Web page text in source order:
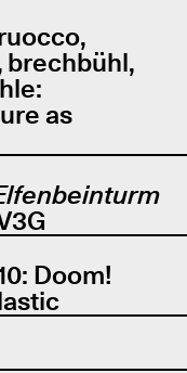
brechbühl,
as
Doom!